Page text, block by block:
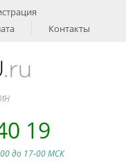
Контакты
19
до 17-00 МСК